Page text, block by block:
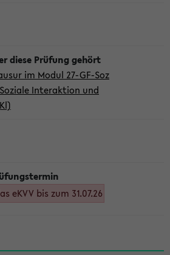
im Modul 27-GF-Soz
Interaktion und
eKVV bis zum 31.07.26